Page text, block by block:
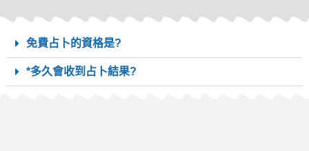
免費占卜的資格是?
*多久會收到占卜結果?